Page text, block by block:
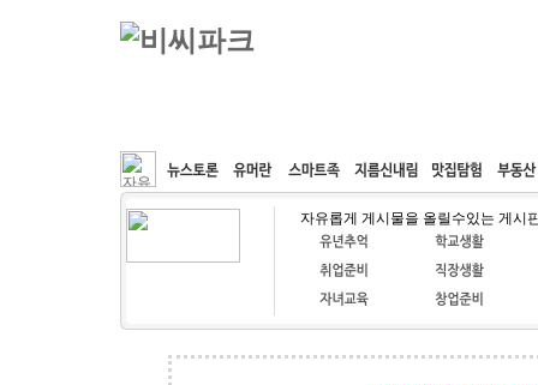
커뮤니티 속도패치 웹호스팅 공동구매
자유롭게 게시물을 올릴수있는 게시